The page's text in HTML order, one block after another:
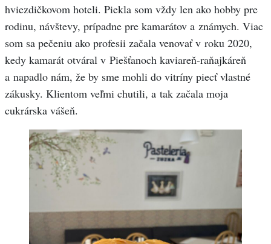
hviezdičkovom hoteli. Piekla som vždy len ako hobby pre
rodinu, návštevy, prípadne pre kamarátov a známych. Viac
som sa pečeniu ako profesii začala venovať v roku 2020,
kedy kamarát otváral v Piešťanoch kaviareň-raňajkáreň
a napadlo nám, že by sme mohli do vitríny piecť vlastné
zákusky. Klientom veľmi chutili, a tak začala moja
cukrárska vášeň.